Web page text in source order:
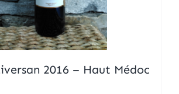
2016 – Haut Médoc